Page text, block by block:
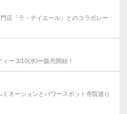
店「ラ・テイエール」とのコラボレー
ー 3/10(水)〜販売開始！
ネーションとパワースポット寺院巡り